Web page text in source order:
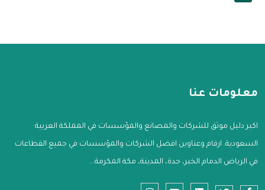
معلومات عنا
اكبر دليل موثق للشركات والمصانع والمؤسسات في المملكة العربية
السعودية. ارقام وعناوين افضل الشركات والمؤسسات في جميع القطاعات
في الرياض الدمام الخبر، جدة، المدينة، مكة المكرمة...